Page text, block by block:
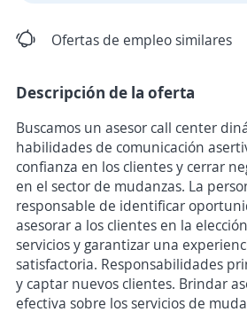
Ofertas de empleo similares
Descripción de la oferta
Buscamos un asesor call center
habilidades de comunicación
confianza en los clientes y cerrar
en el sector de mudanzas. La
responsable de identificar
asesorar a los clientes en la
servicios y garantizar una
satisfactoria. Responsabilidades
y captar nuevos clientes. Brindar
efectiva sobre los servicios de